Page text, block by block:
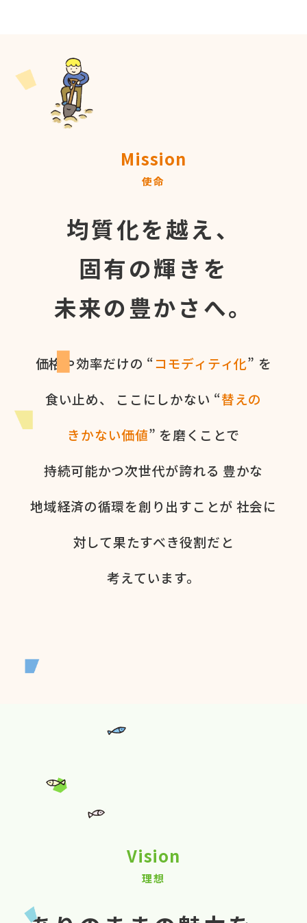
Mission
使命
均質化を越え、
固有の輝きを
未来の豊かさへ。
価格や​効率だけの​ “コモディティ化” を​
食い​止め、
ここに​しかない​ “替えの​
きかない​価値” を​磨く​ことで
持続可能かつ次世代が​誇れる 豊かな​
地域経済の​循環を​創り出すことが 社会に​
対して​果た​すべき役割だと​
考えています。​
Vision
理想